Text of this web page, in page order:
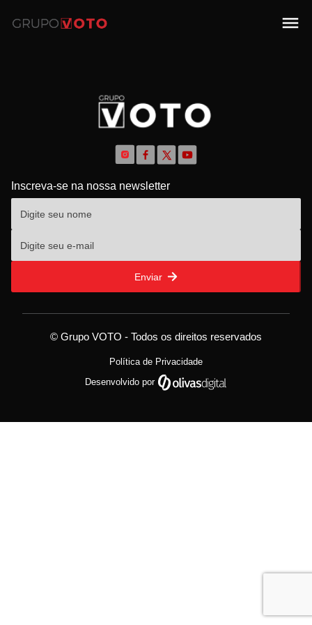
Inscreva-se na nossa newsletter
Enviar
© Grupo VOTO - Todos os direitos reservados
Política de Privacidade
Desenvolvido por